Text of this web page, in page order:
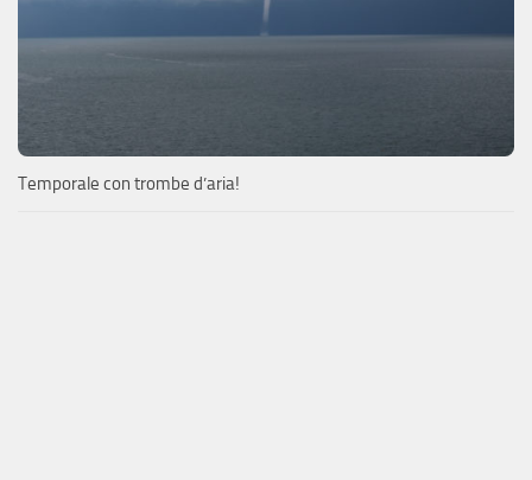
Temporale con trombe d’aria!